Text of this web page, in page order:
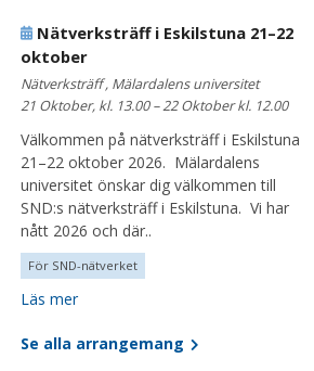
Nätverksträff i Eskilstuna 21–22
oktober
Nätverksträff , Mälardalens universitet
21 Oktober, kl. 13.00 – 22 Oktober kl. 12.00
Välkommen på nätverksträff i Eskilstuna
21–22 oktober 2026. Mälardalens
universitet önskar dig välkommen till
SND:s nätverksträff i Eskilstuna. Vi har
nått 2026 och där..
För SND-nätverket
Läs mer
Se alla arrangemang